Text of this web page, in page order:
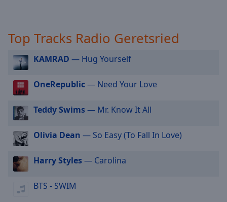
opens
subtitles
settings
dialog
subtitles
off
Track
in-
Picture
Top Tracks Radio Geretsried
KAMRAD — Hug Yourself
OneRepublic— Need Your Love
Teddy Swims— Mr. Know It All
Olivia Dean — So Easy (To Fall In Love)
Harry Styles— Carolina
BTS - SWIM